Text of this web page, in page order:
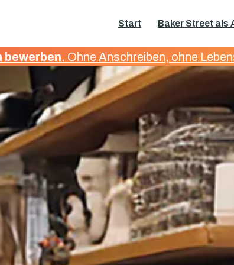
Start Baker Street als
bewerben. Ohne Anschreiben, ohne